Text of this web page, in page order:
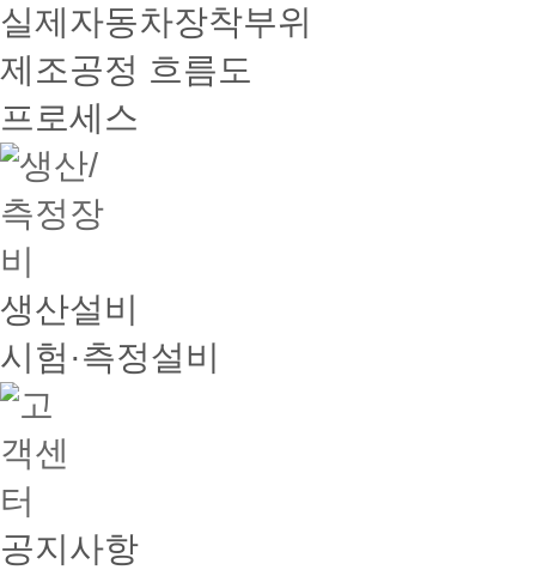
실제자동차장착부위
제조공정 흐름도
프로세스
생산설비
시험·측정설비
공지사항